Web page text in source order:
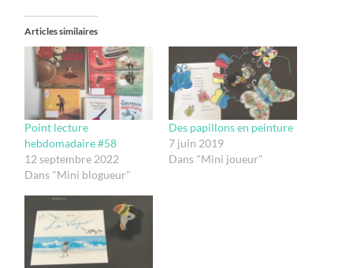
Articles similaires
Point lecture
hebdomadaire #58
12 septembre 2022
Dans "Mini blogueur"
Des papillons en peinture
7 juin 2019
Dans "Mini joueur"